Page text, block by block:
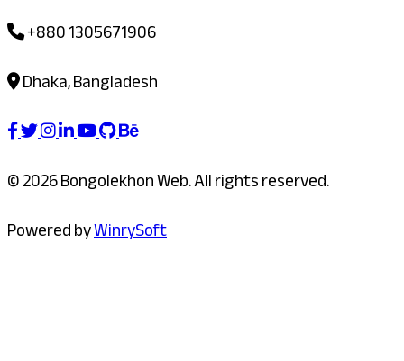
+880 1305671906
Dhaka, Bangladesh
© 2026 Bongolekhon Web. All rights reserved.
Powered byWinrySoft